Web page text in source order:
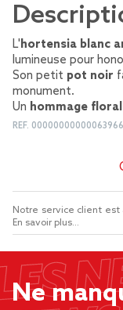
L'hortensia blanc
lumineuse pour
Son petit pot noir
monument.
Un hommage
REF.
Notre service client est
En savoir plus...
Ne